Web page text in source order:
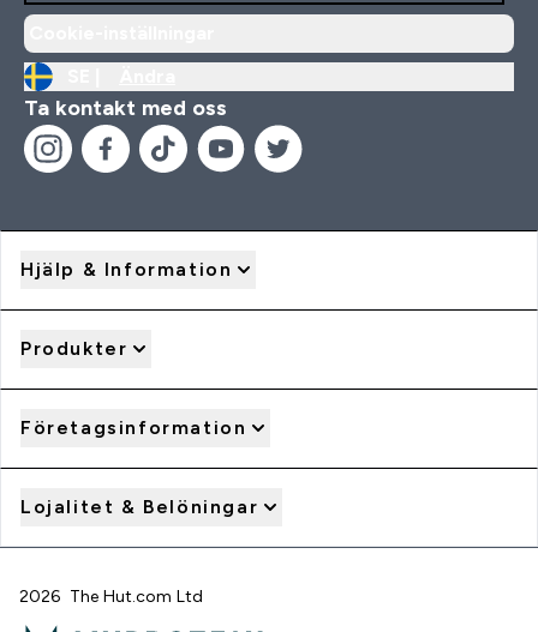
Ta kontakt med oss
Hjälp & Information
Produkter
Företagsinformation
Lojalitet & Belöningar
2026 The Hut.com Ltd